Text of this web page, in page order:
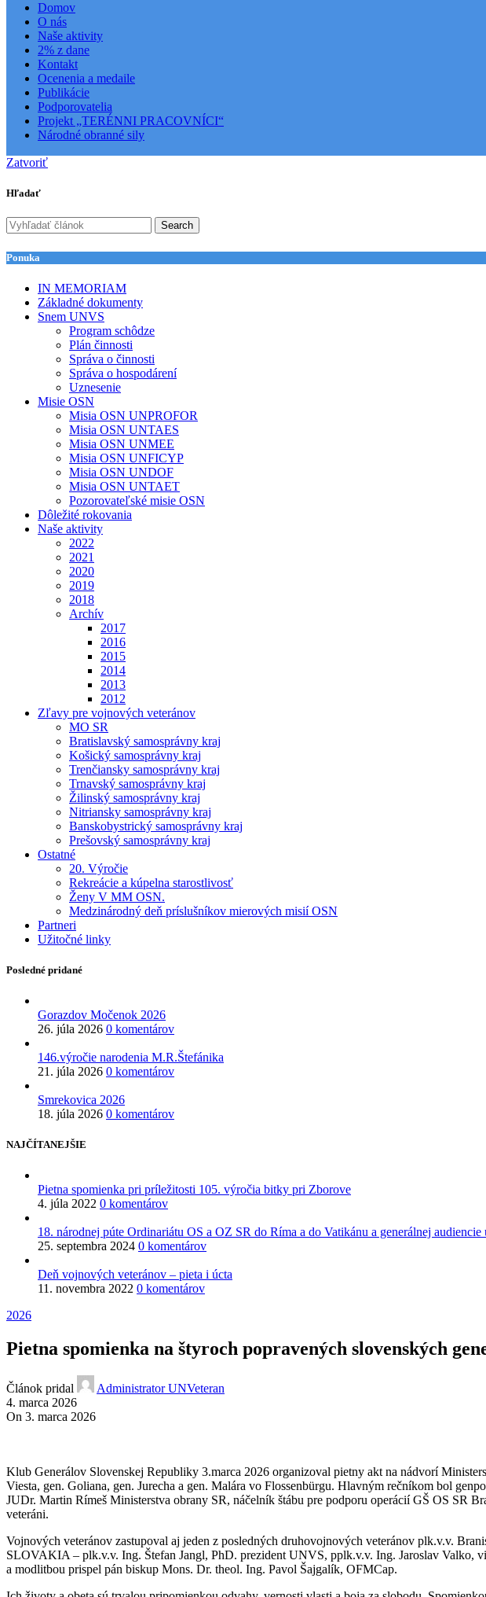
Domov
O nás
Naše aktivity
2% z dane
Kontakt
Ocenenia a medaile
Publikácie
Podporovatelia
Projekt „TERÉNNI PRACOVNÍCI“
Národné obranné sily
Zatvoriť
Hľadať
Search
Ponuka
IN MEMORIAM
Základné dokumenty
Snem UNVS
Program schôdze
Plán činnosti
Správa o činnosti
Správa o hospodárení
Uznesenie
Misie OSN
Misia OSN UNPROFOR
Misia OSN UNTAES
Misia OSN UNMEE
Misia OSN UNFICYP
Misia OSN UNDOF
Misia OSN UNTAET
Pozorovateľské misie OSN
Dôležité rokovania
Naše aktivity
2022
2021
2020
2019
2018
Archív
2017
2016
2015
2014
2013
2012
Zľavy pre vojnových veteránov
MO SR
Bratislavský samosprávny kraj
Košický samosprávny kraj
Trenčiansky samosprávny kraj
Trnavský samosprávny kraj
Žilinský samosprávny kraj
Nitriansky samosprávny kraj
Banskobystrický samosprávny kraj
Prešovský samosprávny kraj
Ostatné
20. Výročie
Rekreácie a kúpelna starostlivosť
Ženy V MM OSN.
Medzinárodný deň príslušníkov mierových misií OSN
Partneri
Užitočné linky
Posledné pridané
Gorazdov Močenok 2026
26. júla 2026 0 komentárov
146.výročie narodenia M.R.Štefánika
21. júla 2026 0 komentárov
Smrekovica 2026
18. júla 2026 0 komentárov
NAJČÍTANEJŠIE
Pietna spomienka pri príležitosti 105. výročia bitky pri Zborove
4. júla 2022 0 komentárov
18. národnej púte Ordinariátu OS a OZ SR do Ríma a do Vatikánu a generálnej
25. septembra 2024 0 komentárov
Deň vojnových veteránov – pieta i úcta
11. novembra 2022 0 komentárov
2026
Pietna spomienka na štyroch popravených slovenských
Článok pridal
Administrator UNVeteran
4. marca 2026
On 3. marca 2026
Klub Generálov Slovenskej Republiky 3.marca 2026 organizoval pietny akt na nádvorí
Viesta, gen. Goliana, gen. Jurecha a gen. Malára vo Flossenbürgu. Hlavným rečníkom bol
JUDr. Martin Rímeš Ministerstva obrany SR, náčelník štábu pre podporu operácií GŠ OS
veteráni.
Vojnových veteránov zastupoval aj jeden z posledných druhovojnových veteránov plk.v.v.
SLOVAKIA – plk.v.v. Ing. Štefan Jangl, PhD. prezident UNVS, pplk.v.v. Ing. Jaroslav Valko,
a modlitbou prispel pán biskup Mons. Dr. theol. Ing. Pavol Šajgalík, OFMCap.